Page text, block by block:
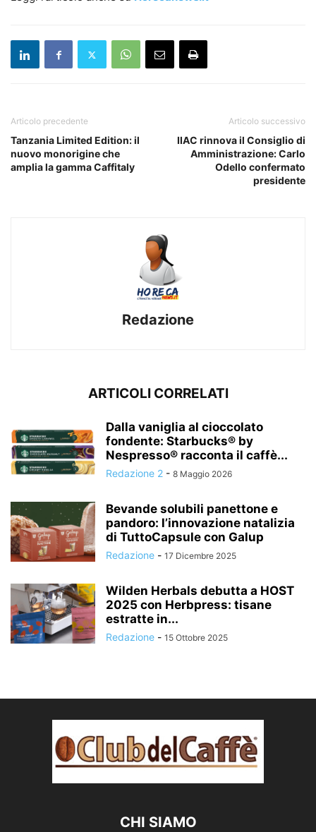
Articolo precedente
Tanzania Limited Edition: il
nuovo monorigine che
amplia la gamma Caffitaly
Articolo successivo
IIAC rinnova il Consiglio di
Amministrazione: Carlo
Odello confermato
presidente
Redazione
ARTICOLI CORRELATI
Dalla vaniglia al cioccolato
fondente: Starbucks® by
Nespresso® racconta il caffè...
Redazione 2 - 8 Maggio 2026
Bevande solubili panettone e
pandoro: l’innovazione natalizia
di TuttoCapsule con Galup
Redazione - 17 Dicembre 2025
Wilden Herbals debutta a HOST
2025 con Herbpress: tisane
estratte in...
Redazione - 15 Ottobre 2025
CHI SIAMO